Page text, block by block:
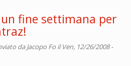
fine settimana per
daJacopo Fo il Ven, 12/26/2008 -